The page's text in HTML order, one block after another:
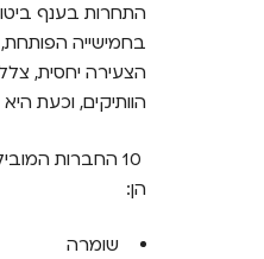
הוותיקים, וכעת
הן:
שומרה